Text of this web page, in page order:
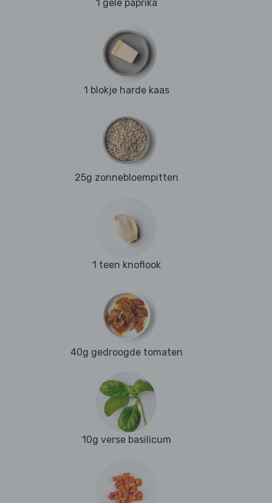
1 gele paprika
1 blokje harde kaas
25g zonnebloempitten
1 teen knoflook
40g gedroogde tomaten
10g verse basilicum